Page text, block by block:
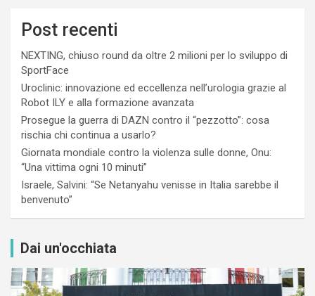
Post recenti
NEXTING, chiuso round da oltre 2 milioni per lo sviluppo di
SportFace
Uroclinic: innovazione ed eccellenza nell’urologia grazie al
Robot ILY e alla formazione avanzata
Prosegue la guerra di DAZN contro il “pezzotto”: cosa
rischia chi continua a usarlo?
Giornata mondiale contro la violenza sulle donne, Onu:
“Una vittima ogni 10 minuti”
Israele, Salvini: “Se Netanyahu venisse in Italia sarebbe il
benvenuto”
Dai un'occhiata